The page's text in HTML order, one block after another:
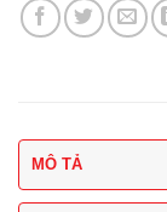
MÔ TẢ